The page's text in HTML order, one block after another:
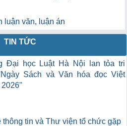
luận văn, luận án
TIN TỨC
Đại học Luật Hà Nội lan tỏa tri
Sách và Văn hóa đọc Việt
2026"
thông tin và Thư viện tổ chức gặp